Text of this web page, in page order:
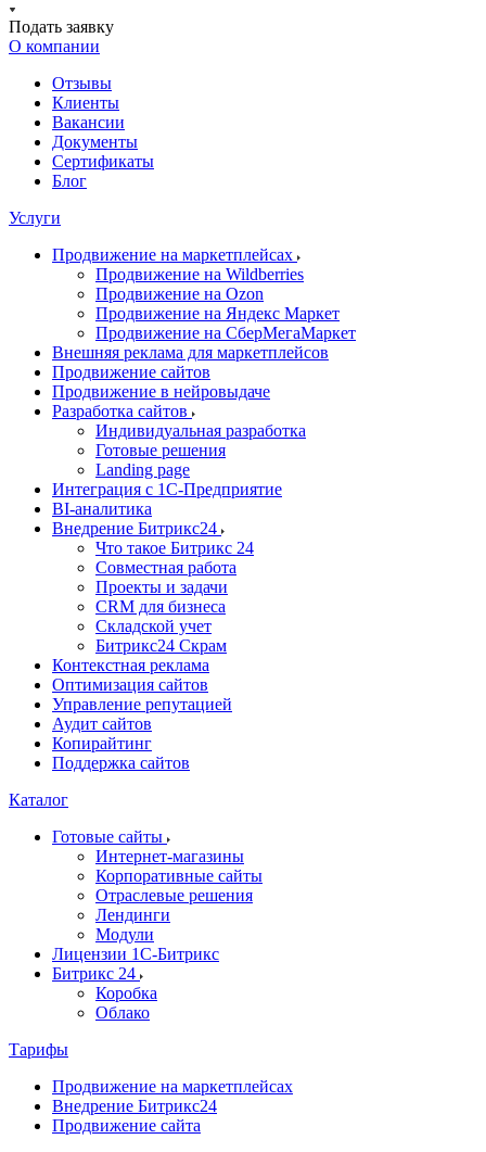
Подать заявку
О компании
Отзывы
Клиенты
Вакансии
Документы
Сертификаты
Блог
Услуги
Продвижение на маркетплейсах
Продвижение на Wildberries
Продвижение на Ozon
Продвижение на Яндекс Маркет
Продвижение на СберМегаМаркет
Внешняя реклама для маркетплейсов
Продвижение сайтов
Продвижение в нейровыдаче
Разработка сайтов
Индивидуальная разработка
Готовые решения
Landing page
Интеграция с 1С-Предприятие
BI-аналитика
Внедрение Битрикс24
Что такое Битрикс 24
Совместная работа
Проекты и задачи
СRМ для бизнеса
Складской учет
Битрикс24 Скрам
Контекстная реклама
Оптимизация сайтов
Управление репутацией
Аудит сайтов
Копирайтинг
Поддержка сайтов
Каталог
Готовые сайты
Интернет-магазины
Корпоративные сайты
Отраслевые решения
Лендинги
Модули
Лицензии 1С-Битрикс
Битрикс 24
Коробка
Облако
Тарифы
Продвижение на маркетплейсах
Внедрение Битрикс24
Продвижение сайта